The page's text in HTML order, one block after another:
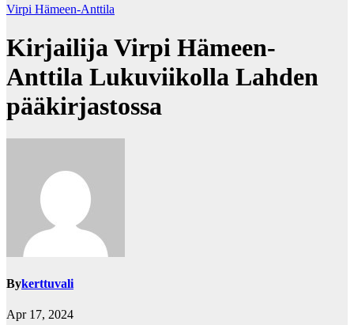
Virpi Hämeen-Anttila
Kirjailija Virpi Hämeen-
Anttila Lukuviikolla Lahden
pääkirjastossa
Bykerttuvali
Apr 17, 2024